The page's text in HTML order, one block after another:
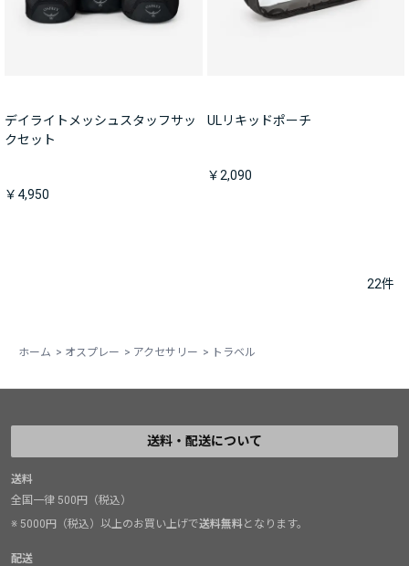
デイライトメッシュスタッフサッ
クセット
￥4,950
ULリキッドポーチ
￥2,090
22件
ホーム > オスプレー > アクセサリー > トラベル
送料・配送について
送料
全国一律 500円（税込）
※ 5000円（税込）以上のお買い上げで送料無料となります。
配送